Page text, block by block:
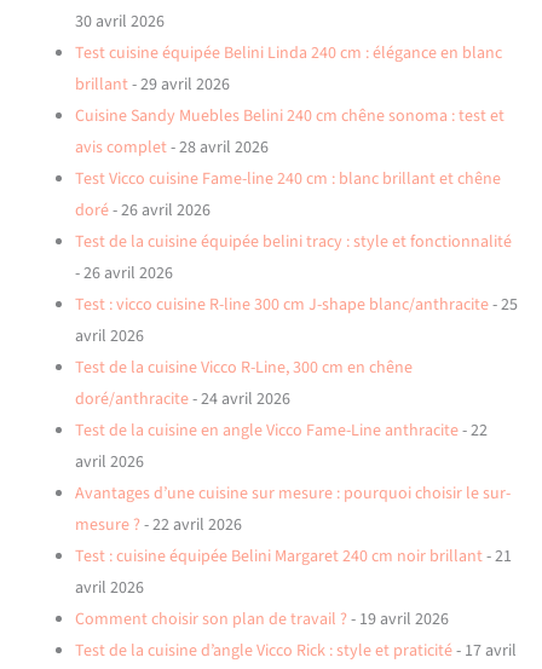
30 avril 2026
Test cuisine équipée Belini Linda 240 cm : élégance en blanc
brillant- 29 avril 2026
Cuisine Sandy Muebles Belini 240 cm chêne sonoma : test et
avis complet- 28 avril 2026
Test Vicco cuisine Fame-line 240 cm : blanc brillant et chêne
doré- 26 avril 2026
Test de la cuisine équipée belini tracy : style et fonctionnalité
- 26 avril 2026
Test : vicco cuisine R-line 300 cm J-shape blanc/anthracite- 25
avril 2026
Test de la cuisine Vicco R-Line, 300 cm en chêne
doré/anthracite- 24 avril 2026
Test de la cuisine en angle Vicco Fame-Line anthracite- 22
avril 2026
Avantages d’une cuisine sur mesure : pourquoi choisir le sur-
mesure ?- 22 avril 2026
Test : cuisine équipée Belini Margaret 240 cm noir brillant- 21
avril 2026
Comment choisir son plan de travail ?- 19 avril 2026
Test de la cuisine d’angle Vicco Rick : style et praticité- 17 avril